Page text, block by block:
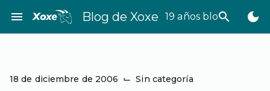
contenido
menu Blog de Xoxe 19 años bloggeando
search dark_mode
18 de diciembre de 2006 ⌙ Sin categoría